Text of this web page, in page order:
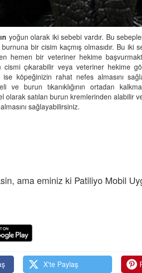
yoğun olarak iki sebebi vardır. Bu
bir cisim kaçmış olmasıdır. Bu iki
hemen bir veteriner hekime
cismi çıkarabilir veya veteriner hekime
ise köpeğinizin rahat nefes almasını
burun tıkanıklığının ortadan
olarak satılan burun kremlerinden alabilir
sağlayabilirsiniz.
ama eminiz ki Patiliyo Mobil
X'te Paylaş